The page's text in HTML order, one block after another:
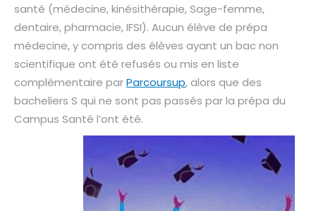
santé (médecine, kinésithérapie, Sage-femme,
dentaire, pharmacie, IFSI). Aucun élève de prépa
médecine, y compris des élèves ayant un bac non
scientifique ont été refusés ou mis en liste
complémentaire parParcoursup, alors que des
bacheliers S qui ne sont pas passés par la prépa du
Campus Santé l’ont été.